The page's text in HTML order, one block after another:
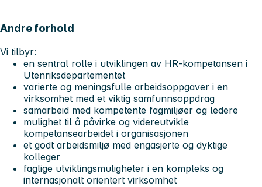
Andre forhold
Vi tilbyr:
en sentral rolle i utviklingen av HR-kompetansen i
Utenriksdepartementet
varierte og meningsfulle arbeidsoppgaver i en
virksomhet med et viktig samfunnsoppdrag
samarbeid med kompetente fagmiljøer og ledere
mulighet til å påvirke og videreutvikle
kompetansearbeidet i organisasjonen
et godt arbeidsmiljø med engasjerte og dyktige
kolleger
faglige utviklingsmuligheter i en kompleks og
internasjonalt orientert virksomhet